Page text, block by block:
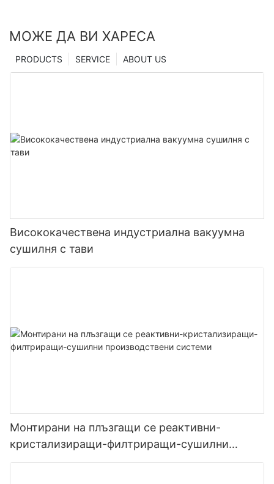
МОЖЕ ДА ВИ ХАРЕСА
ABOUT US
SERVICE
PRODUCTS
Висококачествена индустриална вакуумна
сушилня с тави
Монтирани на плъзгащи се реактивни-
кристализиращи-филтриращи-сушилни
производствени системи